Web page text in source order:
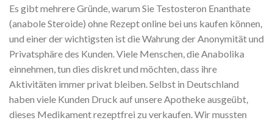
Es gibt mehrere Gründe, warum Sie Testosteron Enanthate
(anabole Steroide) ohne Rezept online bei uns kaufen können,
und einer der wichtigsten ist die Wahrung der Anonymität und
Privatsphäre des Kunden. Viele Menschen, die Anabolika
einnehmen, tun dies diskret und möchten, dass ihre
Aktivitäten immer privat bleiben. Selbst in Deutschland
haben viele Kunden Druck auf unsere Apotheke ausgeübt,
dieses Medikament rezeptfrei zu verkaufen. Wir mussten